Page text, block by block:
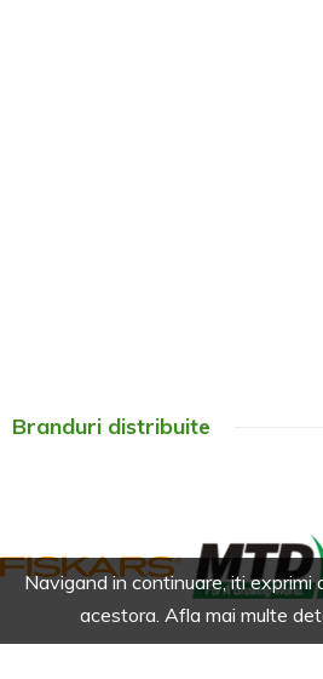
Branduri distribuite
Navigand in continuare, iti exprimi
acestora. Afla mai multe